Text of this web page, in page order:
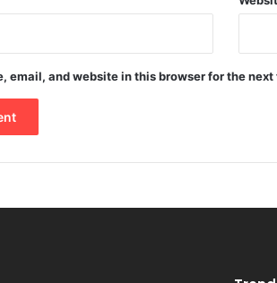
email, and website in this browser for the